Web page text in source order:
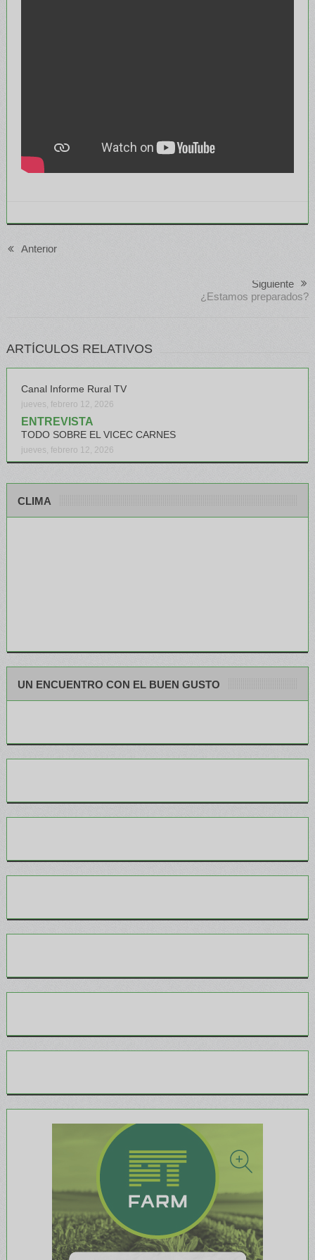
Anterior
Siguiente
¿Estamos preparados?
ARTÍCULOS RELATIVOS
Canal Informe Rural TV
jueves, febrero 12, 2026
ENTREVISTA
TODO SOBRE EL VICEC CARNES
jueves, febrero 12, 2026
CLIMA
UN ENCUENTRO CON EL BUEN GUSTO